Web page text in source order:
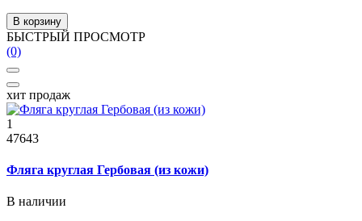
В корзину
БЫСТРЫЙ ПРОСМОТР
(0)
хит продаж
1
47643
Фляга круглая Гербовая (из кожи)
В наличии